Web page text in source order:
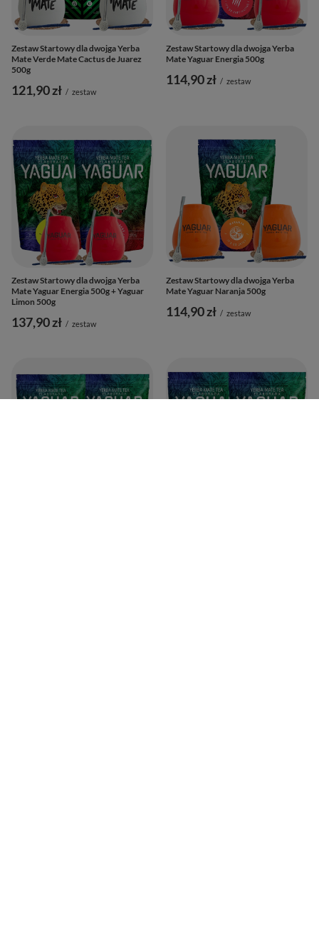
Zestaw Startowy dla dwojga Yerba
Mate Verde Mate Cactus de Juarez
500g
121,90 zł / zestaw
Zestaw Startowy dla dwojga Yerba
Mate Yaguar Energia 500g
114,90 zł / zestaw
Zestaw Startowy dla dwojga Yerba
Mate Yaguar Energia 500g + Yaguar
Limon 500g
137,90 zł / zestaw
Zestaw Startowy dla dwojga Yerba
Mate Yaguar Naranja 500g
114,90 zł / zestaw